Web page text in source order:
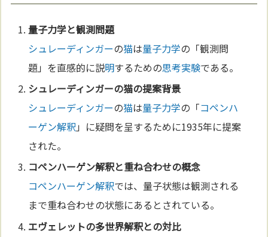
量子力学と観測問題
シュレーディンガーの猫は量子力学の「観測問
題」を直感的に説明するための思考実験である。
シュレーディンガーの猫の提案背景
シュレーディンガーの猫は量子力学の「コペンハ
ーゲン解釈 」に疑問を呈するために1935年に提案
された。
コペンハーゲン解釈と重ね合わせの概念
コペンハーゲン解釈では、量子状態は観測される
まで重ね合わせの状態にあるとされている。
エヴェレットの多世界解釈との対比